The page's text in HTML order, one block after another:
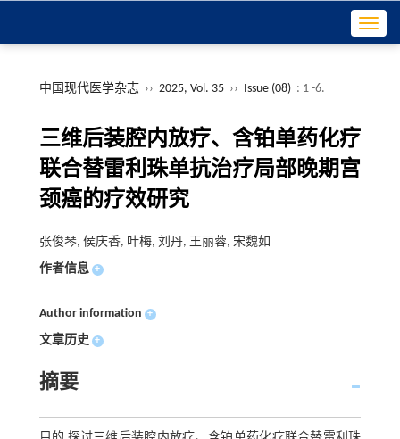
中国现代医学杂志 ›› 2025, Vol. 35 ›› Issue (08) : 1 -6.
三维后装腔内放疗、含铂单药化疗
联合替雷利珠单抗治疗局部晚期宫
颈癌的疗效研究
张俊琴, 侯庆香, 叶梅, 刘丹, 王丽蓉, 宋魏如
作者信息 +
Author information +
文章历史 +
摘要